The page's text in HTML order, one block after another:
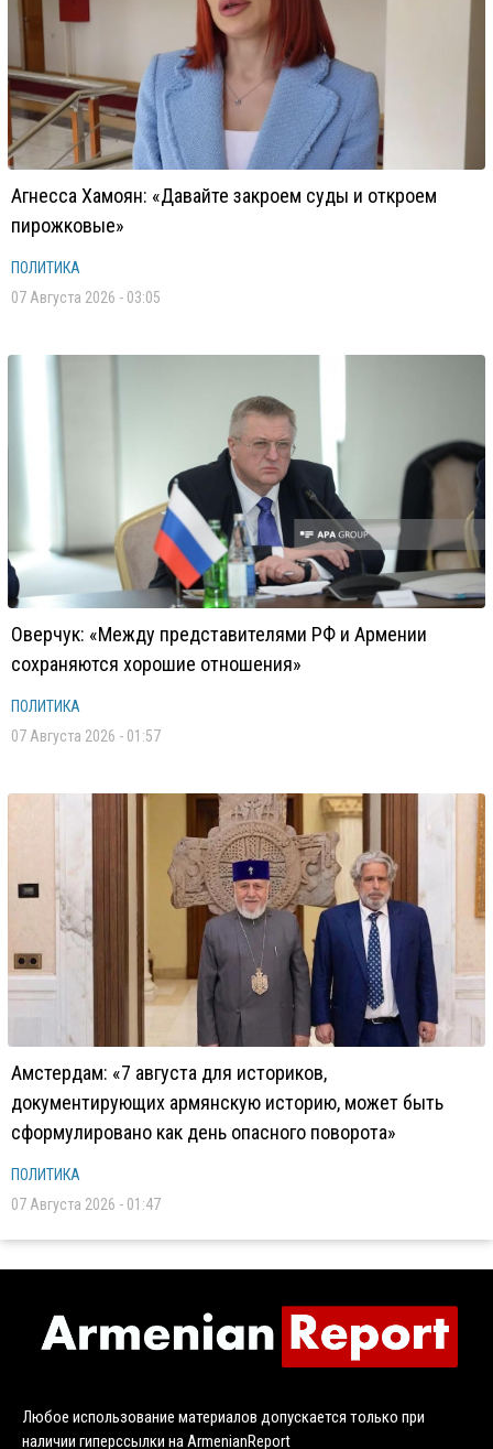
Агнесса Хамоян: «Давайте закроем суды и откроем
пирожковые»
ПОЛИТИКА
07 Августа 2026 - 03:05
Оверчук: «Между представителями РФ и Армении
сохраняются хорошие отношения»
ПОЛИТИКА
07 Августа 2026 - 01:57
Амстердам: «7 августа для историков,
документирующих армянскую историю, может быть
сформулировано как день опасного поворота»
ПОЛИТИКА
07 Августа 2026 - 01:47
Любое использование материалов допускается только при
наличии гиперссылки на ArmenianReport